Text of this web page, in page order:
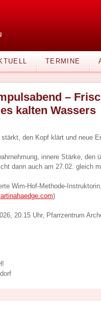
TERMINE
–
kalten Wassers
den Kopf klärt und neue
innere Stärke, den
dann auch am 27.02. gleich
Wim-Hof-Methode-
)
20.15 Uhr, Pfarrzentrum